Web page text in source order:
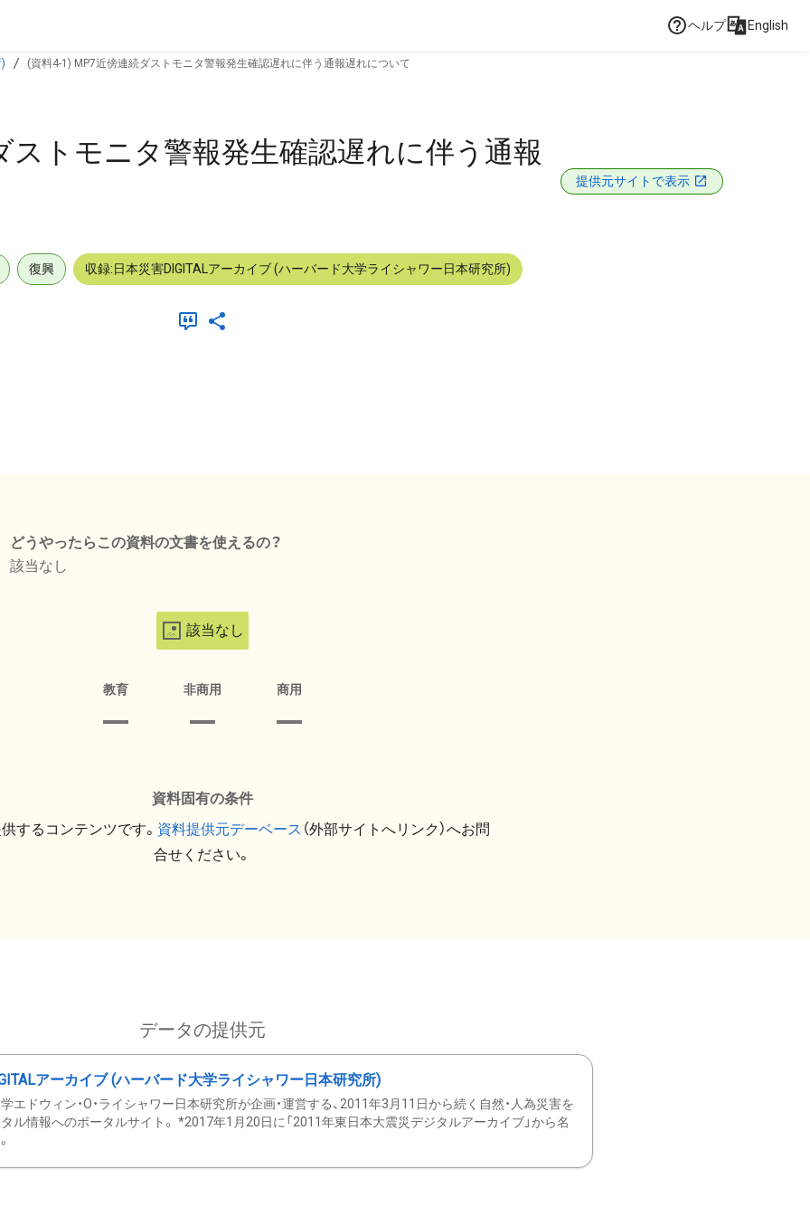
ヘルプ English
(資料4-1) MP7近傍連続ダストモニタ警報発生確認遅れに伴う通報遅れについて
ストモニタ警報発生確認遅れに伴う通報
提供元サイトで表示
復興 収録:日本災害DIGITALアーカイブ (ハーバード大学ライシャワー日本研究所)
どうやったらこの資料の文書を使えるの？
該当なし
該当なし
教育 非商用 商用
資料固有の条件
するコンテンツです。 資料提供元デーベース （外部サイトへリンク）へお問
合せください。
データの提供元
アーカイブ (ハーバード大学ライシャワー日本研究所)
エドウィン・O・ライシャワー日本研究所が企画・運営する、2011年3月11日から続く自然・人為災害を
ル情報へのポータルサイト。 *2017年1月20日に「2011年東日本大震災デジタルアーカイブ」から名